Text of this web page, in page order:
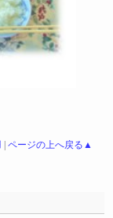
ページの上へ戻る▲